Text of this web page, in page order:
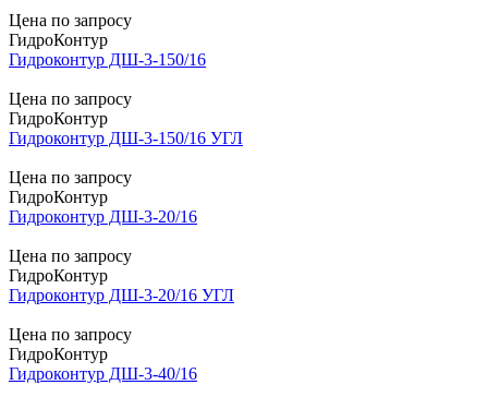
Цена по запросу
ГидроКонтур
Гидроконтур ДШ-3-150/16
Цена по запросу
ГидроКонтур
Гидроконтур ДШ-3-150/16 УГЛ
Цена по запросу
ГидроКонтур
Гидроконтур ДШ-3-20/16
Цена по запросу
ГидроКонтур
Гидроконтур ДШ-3-20/16 УГЛ
Цена по запросу
ГидроКонтур
Гидроконтур ДШ-3-40/16